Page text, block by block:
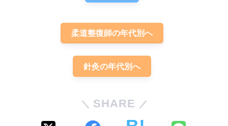
柔道整復師の年代別へ
針灸の年代別へ
SHARE